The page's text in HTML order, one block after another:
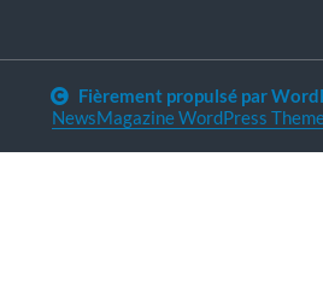
Fièrement propulsé par
NewsMagazine WordPress